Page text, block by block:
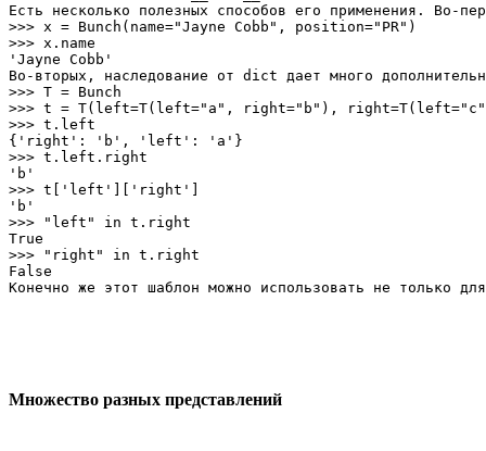
Есть несколько полезных способов его применения. Во-
>>> x = Bunch(name="Jayne Cobb", position="PR")
>>> x.name
'Jayne Cobb'
Во-вторых, наследование от dict дает много
>>> T = Bunch
>>> t = T(left=T(left="a", right="b"),
>>> t.left
{'right': 'b', 'left': 'a'}
>>> t.left.right
'b'
>>> t['left']['right']
'b'
>>> "left" in t.right
True
>>> "right" in t.right
False
Множество разных представлений